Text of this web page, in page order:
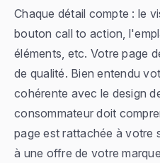
Chaque détail compte : le
bouton call to action,
éléments, etc. Votre page
de qualité. Bien entendu
cohérente avec le design
consommateur doit
page est rattachée à votre
à une offre de votre